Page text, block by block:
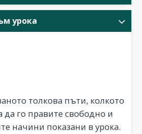
урока
толкова пъти, колкото
да го правите свободно и
начини показани в урока.